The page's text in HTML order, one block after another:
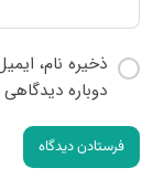
ذخیره نام،
دوباره
فرستادن دیدگاه